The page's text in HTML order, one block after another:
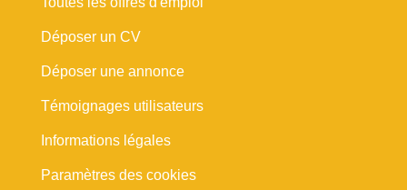
Déposer un CV
Déposer une annonce
Témoignages utilisateurs
Informations légales
Paramètres des cookies